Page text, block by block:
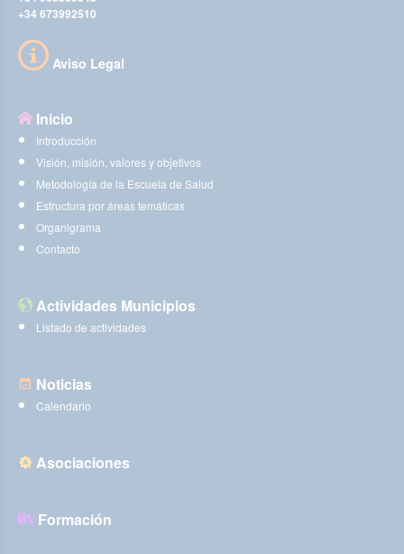
+34 673992510
Aviso Legal
Inicio
Introducción
Visión, misión, valores y objetivos
Metodología de la Escuela de Salud
Estructura por áreas temáticas
Organigrama
Contacto
Actividades Municipios
Listado de actividades
Noticias
Calendario
Asociaciones
Formación